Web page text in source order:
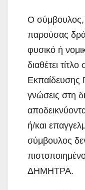
Ο σύμβουλος,
παρούσας
φυσικό ή
διαθέτει
Εκπαίδευσης
γνώσεις στη
ή/και
σύμβουλος
ΔΗΜΗΤΡΑ.